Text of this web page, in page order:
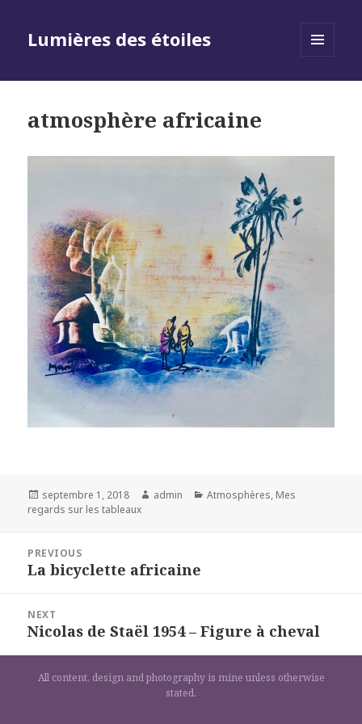
Lumières des étoiles
atmosphère africaine
Posted
on
septembre 1, 2018 Author
admin Categories
Atmosphères, Mes
regards sur les tableaux
l’article
PREVIOUS
Previous
La bicyclette africaine
NEXT
Next
Nicolas de Staël 1954 – Figure à cheval
All content, design and photography is mine unless otherwise
stated.